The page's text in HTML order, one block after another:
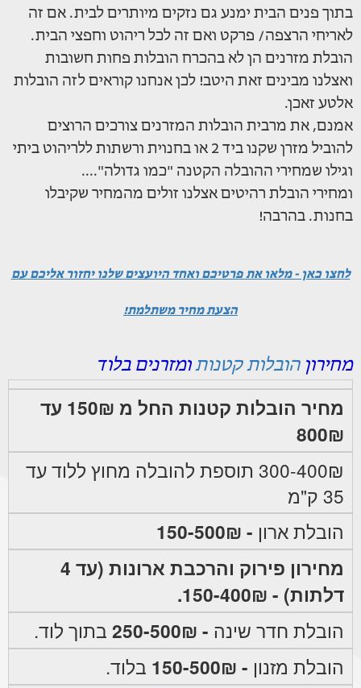
בתוך פנים הבית ימנע גם נזקים מיותרים לבית. אם זה
לאריחי הרצפה/ פרקט ואם זה לכל ריהוט וחפצי הבית.
הובלת מזרנים הן לא בהכרח הובלות פחות חשובות
ואצלנו מבינים זאת היטב! לכן אנחנו קוראים לזה הובלות
אלטע זאכן.
אמנם, את מרבית הובלות המזרנים צורכים הרוצים
להוביל מזרן שקנו ביד 2 או בחנוית ורשתות ללריהוט ביתי
וגילו שמחירי ההובלה הקטנה "כמו גדולה"....
ומחירי הובלת רהיטים אצלנו זולים מהמחיר שקיבלו
בחנות. בהרבה!
לחצו כאן - מלאו את פרטיכם ואחד היועצים שלנו יחזור אליכם עם
הצעת מחיר משתלמת!
מחירוןהובלות קטנותומזרנים בלוד
מחיר הובלות קטנות החל מ 150₪ עד
800₪
300-400₪ תוספת להובלה מחוץ ללוד עד
35 ק"מ
הובלת ארון - 150-500₪
מחירון פירוק והרכבת ארונות (עד 4
דלתות) - 150-400₪.
הובלת חדר שינה - 250-500₪
בתוך לוד.
הובלת מזנון - 150-500₪ בלוד.